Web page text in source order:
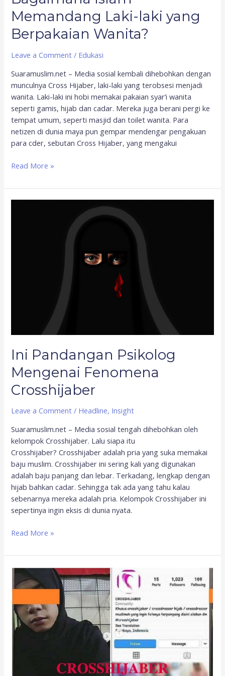
Memandang Laki-laki yang
Berpakaian Wanita?
Leave a Comment / Edukasi
Suaramuslim.net – Media sosial kembali dihebohkan dengan
munculnya Cross Hijaber, laki-laki yang terobsesi menjadi
wanita. Laki-laki ini hobi memakai pakaian syar’i wanita
seperti gamis, hijab dan cadar. Mereka juga berani pergi ke
tempat umum, seperti masjid dan toilet wanita. Para
netizen di dunia maya pun gempar mendengar pengakuan
para cder, sebutan Cross Hijaber, yang mengakui
Read More »
Ini Pandangan Psikolog
Mengenai Fenomena
Crosshijaber
Leave a Comment / Headline, Insight
Suaramuslim.net – Media sosial tengah dihebohkan oleh
kelompok Crosshijaber. Lalu siapa itu
Crosshijaber? Crosshijaber adalah pria yang suka memakai
baju muslim. Crosshijaber ini sering kali yang digunakan
adalah baju panjang dan lebar. Terkadang, lengkap dengan
hijab bahkan cadar. Sehingga tak ada yang tahu kalau
sebenarnya mereka adalah pria. Kelompok Crosshijaber ini
sepertinya ingin eksis di dunia nyata.
Read More »
Viral
Crosshijaber,
Kota
Bekasi:
Hukumnya